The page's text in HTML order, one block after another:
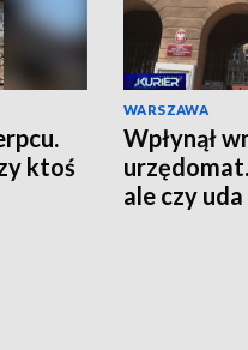
ktoś
WARSZAWA
Wpłynął
ale czy